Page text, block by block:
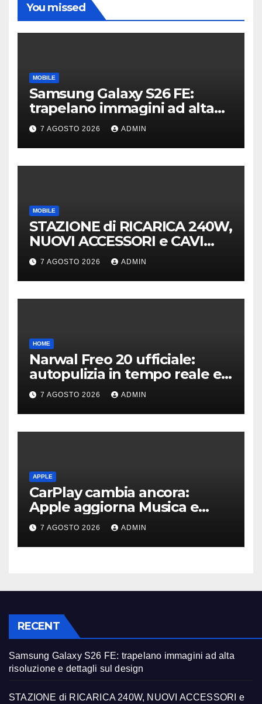
You missed
MOBILE
Samsung Galaxy S26 FE:
trapelano immagini ad alta
risoluzione e dettagli sul
design
7 AGOSTO 2026 ADMIN
MOBILE
STAZIONE di RICARICA 240W,
NUOVI ACCESSORI e CAVI
40Gb SBS
7 AGOSTO 2026 ADMIN
HOME
Narwal Freo 20 ufficiale:
autopulizia in tempo reale e
speciale design in tessuto
7 AGOSTO 2026 ADMIN
APPLE
CarPlay cambia ancora:
Apple aggiorna Musica e
Podcast in auto
7 AGOSTO 2026 ADMIN
RECENT
Samsung Galaxy S26 FE: trapelano immagini ad alta
risoluzione e dettagli sul design
STAZIONE di RICARICA 240W, NUOVI ACCESSORI e